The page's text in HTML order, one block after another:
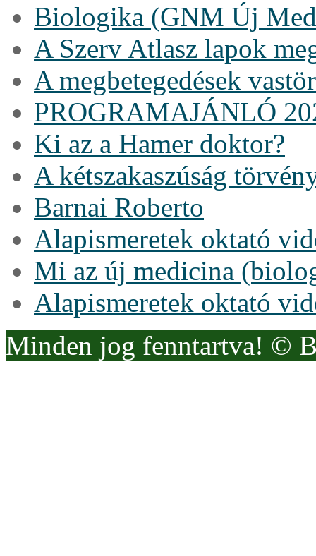
Biologika (GNM Új
A Szerv Atlasz lapok
A megbetegedések
PROGRAMAJÁNLÓ
Ki az a Hamer doktor?
A kétszakaszúság
Barnai Roberto
Alapismeretek oktató
Mi az új medicina
Alapismeretek oktató
Minden jog fenntartva! ©